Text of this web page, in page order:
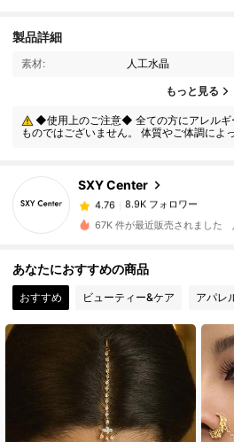
製品詳細
素材: 人工水晶
もっと見る
◆使用上のご注意◆ 全ての方にアレルギ
ものではございません。 体質やご体調によ
SXY Center
8.9K フォロワー
4.76 8.9K フォロワー
8.9K フォロワー
8***5 は1日前 に購入しました
4.76 8.9K フォロワー
4.76 8.9K フォロワー
4.76 8.9K フォロワー
67K 件が最近販売されました
あなたにおすすめの商品
おすすめ ビューティー&ケア アパレ